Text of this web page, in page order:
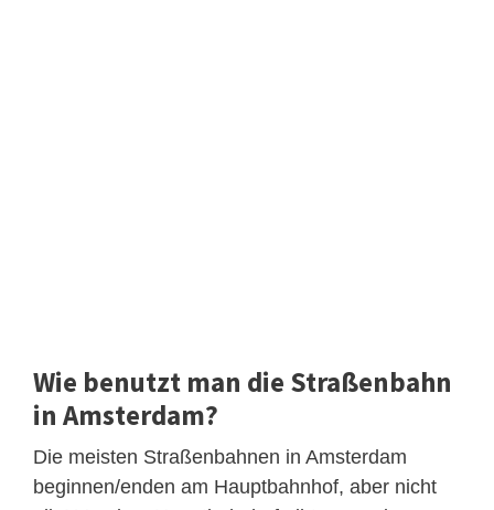
Wie benutzt man die Straßenbahn
in Amsterdam?
Die meisten Straßenbahnen in Amsterdam
beginnen/enden am Hauptbahnhof, aber nicht